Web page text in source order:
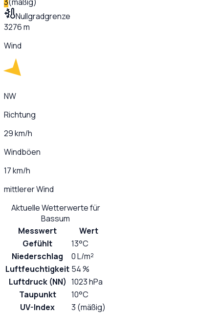
Nullgradgrenze
3276 m
Wind
NW
Richtung
29 km/h
Windböen
17 km/h
mittlerer Wind
Aktuelle Wetterwerte für
Bassum
Messwert
Wert
Gefühlt
13°C
Niederschlag
0 L/m²
Luftfeuchtigkeit 54 %
Luftdruck (NN) 1023 hPa
Taupunkt
10°C
UV-Index
3 (mäßig)